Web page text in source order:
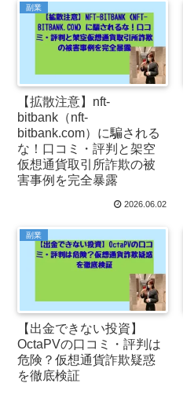
副業
【拡散注意】nft-
bitbank（nft-
bitbank.com）に騙される
な！口コミ・評判と架空
仮想通貨取引所詐欺の被
害事例を完全暴露
2026.06.02
副業
【出金できない投資】
OctaPVの口コミ・評判は
危険？仮想通貨詐欺疑惑
を徹底検証